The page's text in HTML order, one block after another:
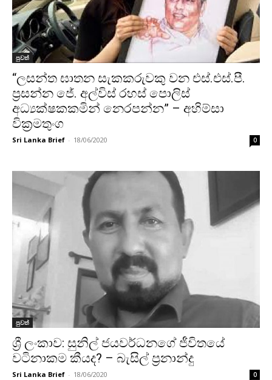
පුවත්
“ලසන්ත ඝාතන සැකකරුවකු වන එස්.එස්.පී.
ප්‍රසන්න ජේ. අල්විස් රහස් පොලිස්
අධ්‍යක්ෂකකමින් නෙරපන්න” – අහිම්සා
වික්‍රමතුංග
Sri Lanka Brief - 18/06/2020 0
පුවත්
ශ්‍රී ලංකාව: සුනිල් ජයවර්ධනගේ ජීවිතයේ
වටිනාකම කීයද? – බැසිල් ප්‍රනාන්දු
Sri Lanka Brief - 18/06/2020 0